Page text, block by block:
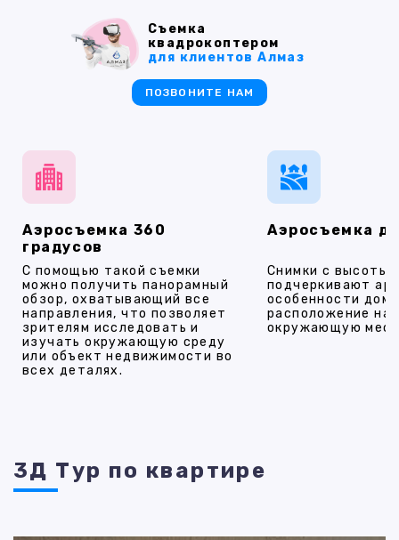
Аэросъемка 360
градусов
С помощью такой съемки
можно получить панорамный
обзор, охватывающий все
направления, что позволяет
зрителям исследовать и
изучать окружающую среду
или объект недвижимости во
всех деталях.
Аэросъемка
Снимки с высоты
подчеркивают
особенности
расположение на
окружающую
Съемка
квадрокоптером
для клиентов Алмаз
ПОЗВОНИТЕ НАМ
3Д Тур по квартире